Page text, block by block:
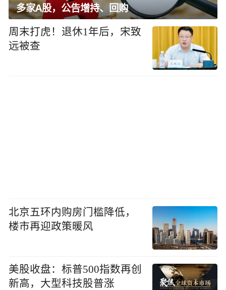
多家A股，公告增持、回购
周末打虎！退休1年后，宋致
远被查
北京五环内购房门槛降低，
楼市再迎政策暖风
美股收盘：标普500指数再创
新高，大型科技股普涨